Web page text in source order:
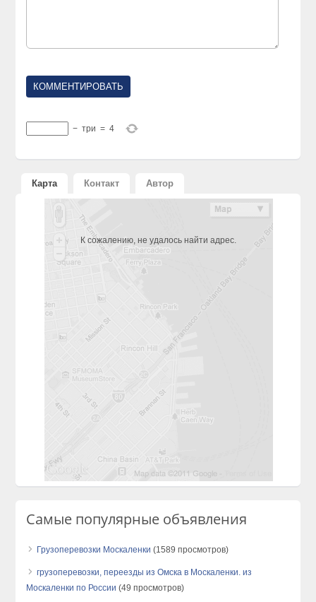
− три = 4
Карта Контакт Автор
К сожалению, не удалось найти адрес.
Самые популярные объявления
Грузоперевозки Москаленки (1589 просмотров)
грузоперевозки, переезды из Омска в Москаленки. из
Москаленки по России (49 просмотров)